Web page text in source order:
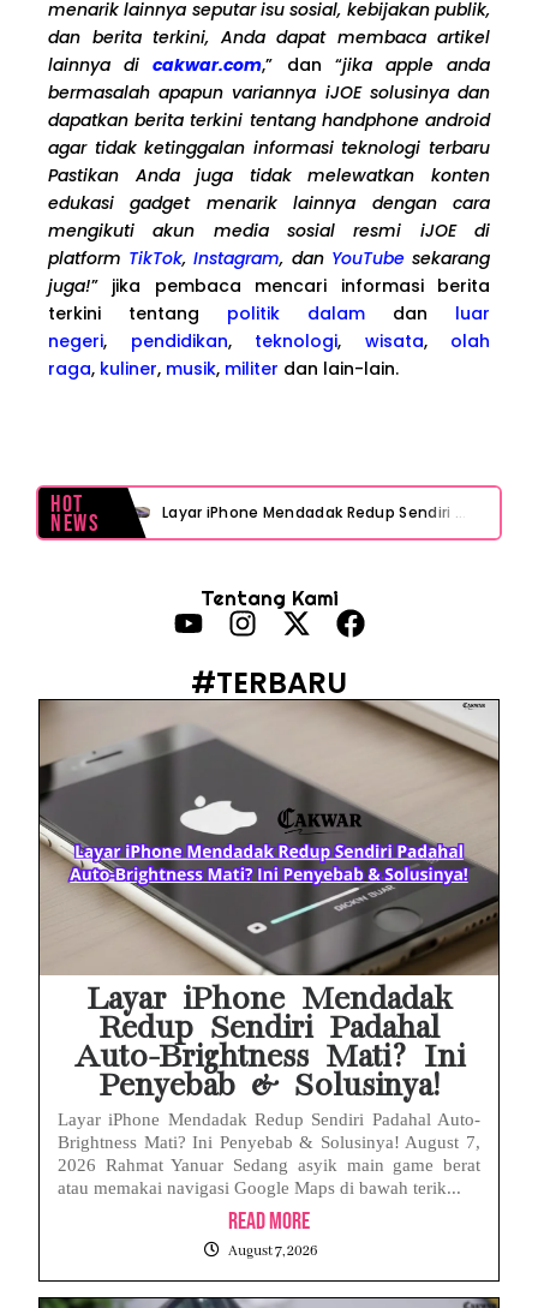
menarik lainnya seputar isu sosial, kebijakan publik,
dan berita terkini, Anda dapat membaca artikel
lainnya dicakwar.com,” dan “jika apple anda
bermasalah apapun variannya iJOE solusinya dan
dapatkan berita terkini tentang handphone android
agar tidak ketinggalan informasi teknologi terbaru
Pastikan Anda juga tidak melewatkan konten
edukasi gadget menarik lainnya dengan cara
mengikuti akun media sosial resmi iJOE di
platform TikTok,Instagram, dan YouTubesekarang
juga!” jika pembaca mencari informasi berita
terkini tentang politik dalam dan luar
negeri, pendidikan, teknologi, wisata, olah
raga, kuliner, musik, militer dan lain-lain.
Hot
News Layar iPhone Mendadak Redup Sendiri Padahal Auto-Brightness Mati? Ini Penyebab & Solusinya!
Prabowo Sebut ‘Londo Ireng’, Ray Rangkuti Desak DPR Bersikap, Ini Ulasan Politiknya
MAKI Soroti Penahanan Eks Jampidsus Febrie Adriansyah Tanpa Rompi Pink
Babak Baru Kasus Febrie Adriansyah, Rencana Praperadilan Penyitaan Emas dan Uang Tunai Jadi Sorotan
Baterai Apple Watch Cepat Boros? Ini Penyebab dan Cara Mengatasinya
HP Huawei Cepat Panas? Ini Penyebab Utama dan Cara Mengatasinya
Tentang Kami
#TERBARU
Layar iPhone Mendadak
Redup Sendiri Padahal
Auto-Brightness Mati? Ini
Penyebab & Solusinya!
Layar iPhone Mendadak Redup Sendiri Padahal Auto-
Brightness Mati? Ini Penyebab & Solusinya! August 7,
2026 Rahmat Yanuar Sedang asyik main game berat
atau memakai navigasi Google Maps di bawah terik...
Read More
August 7, 2026